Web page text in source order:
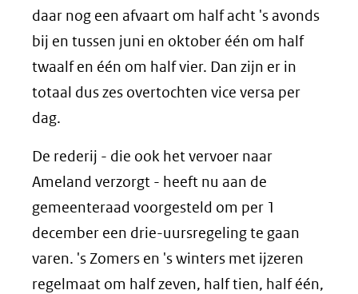
daar nog een afvaart om half acht 's avonds
bij en tussen juni en oktober één om half
twaalf en één om half vier. Dan zijn er in
totaal dus zes overtochten vice versa per
dag.
De rederij - die ook het vervoer naar
Ameland verzorgt - heeft nu aan de
gemeenteraad voorgesteld om per 1
december een drie-uursregeling te gaan
varen. 's Zomers en 's winters met ijzeren
regelmaat om half zeven, half tien, half één,